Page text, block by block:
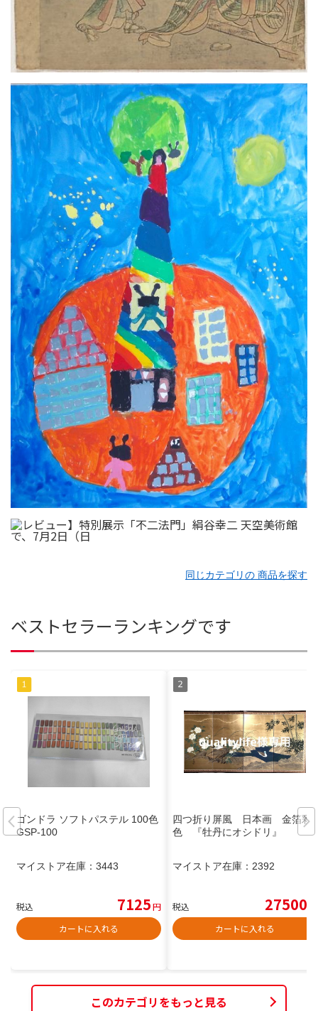
同じカテゴリの 商品を探す
ベストセラーランキングです
ゴンドラ ソフトパステル 100色
GSP-100
マイストア在庫： 3443
税込 7125円
カートに入れる
四つ折り屏風 日本画 金箔彩
色 『牡丹にオシドリ』
マイストア在庫： 2392
税込 27500
カートに入れる
このカテゴリをもっと見る